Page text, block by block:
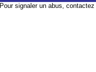
Pour signaler un abus, contactez